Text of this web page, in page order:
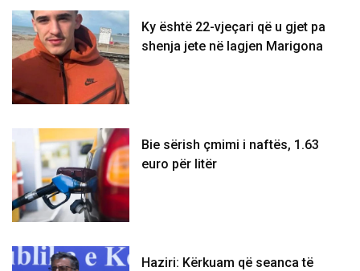
Ky është 22-vjeçari që u gjet pa
shenja jete në lagjen Marigona
Bie sërish çmimi i naftës, 1.63
euro për litër
Haziri: Kërkuam që seanca të